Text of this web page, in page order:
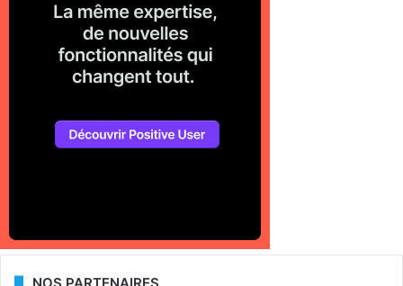
NOS PARTENAIRES